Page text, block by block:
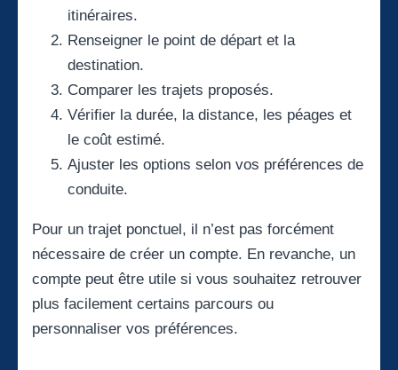
itinéraires.
Renseigner le point de départ et la
destination.
Comparer les trajets proposés.
Vérifier la durée, la distance, les péages et
le coût estimé.
Ajuster les options selon vos préférences de
conduite.
Pour un trajet ponctuel, il n’est pas forcément
nécessaire de créer un compte. En revanche, un
compte peut être utile si vous souhaitez retrouver
plus facilement certains parcours ou
personnaliser vos préférences.